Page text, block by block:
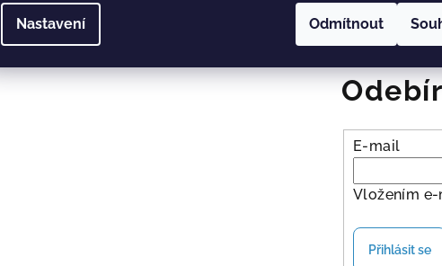
Nastavení Odmítnout
E-mail
Vložením
Přihlásit se